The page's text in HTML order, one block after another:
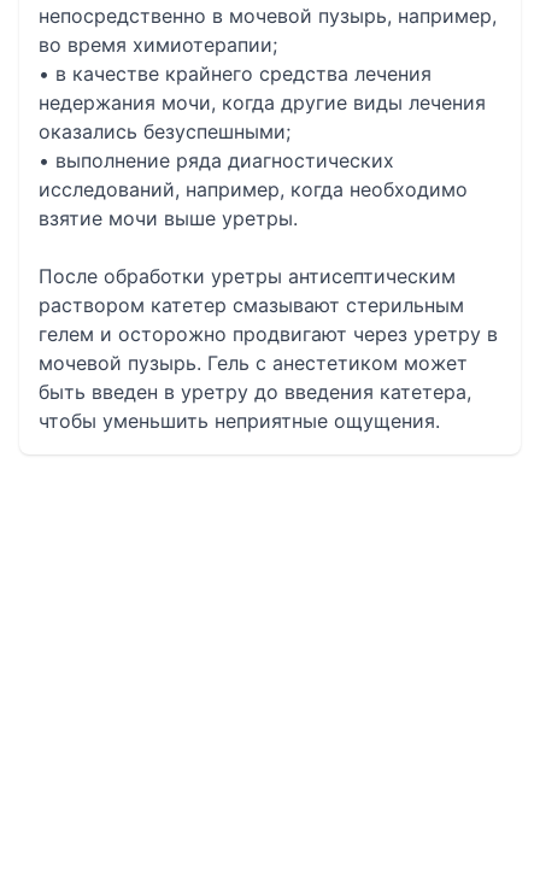
непосредственно в мочевой пузырь, например,
во время химиотерапии;
• в качестве крайнего средства лечения
недержания мочи, когда другие виды лечения
оказались безуспешными;
• выполнение ряда диагностических
исследований, например, когда необходимо
взятие мочи выше уретры.
После обработки уретры антисептическим
раствором катетер смазывают стерильным
гелем и осторожно продвигают через уретру в
мочевой пузырь. Гель с анестетиком может
быть введен в уретру до введения катетера,
чтобы уменьшить неприятные ощущения.